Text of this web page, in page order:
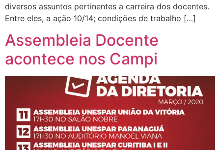
diversos assuntos pertinentes a carreira dos docentes.
Entre eles, a ação 10/14; condições de trabalho […]
Assembleia Docente
acontece nos Campi